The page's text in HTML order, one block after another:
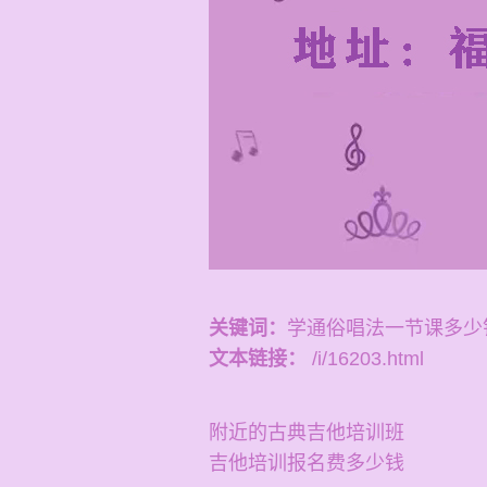
关键词： 学通俗唱法一节课多
文本链接：
/i/16203.html
附近的古典吉他培训班
吉他培训报名费多少钱